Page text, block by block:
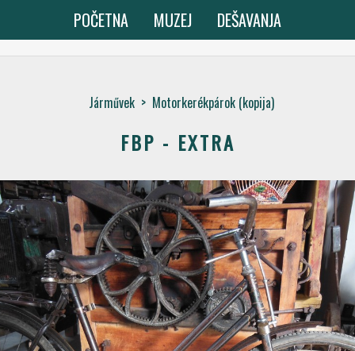
POČETNA MUZEJ DEŠAVANJA
Járművek > Motorkerékpárok (kopija)
FBP - EXTRA